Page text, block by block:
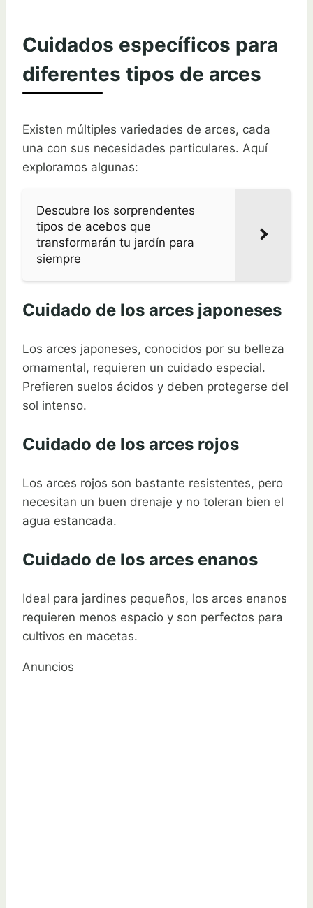
Cuidados específicos para
diferentes tipos de arces
Existen múltiples variedades de arces, cada
una con sus necesidades particulares. Aquí
exploramos algunas:
Descubre los sorprendentes
tipos de acebos que
transformarán tu jardín para
siempre
Cuidado de los arces japoneses
Los arces japoneses, conocidos por su belleza
ornamental, requieren un cuidado especial.
Prefieren suelos ácidos y deben protegerse del
sol intenso.
Cuidado de los arces rojos
Los arces rojos son bastante resistentes, pero
necesitan un buen drenaje y no toleran bien el
agua estancada.
Cuidado de los arces enanos
Ideal para jardines pequeños, los arces enanos
requieren menos espacio y son perfectos para
cultivos en macetas.
Anuncios